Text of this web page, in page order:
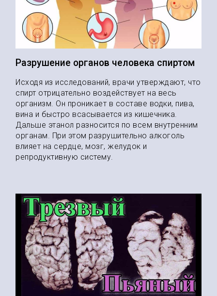
Разрушение органов человека спиртом
Исходя из исследований, врачи утверждают, что
спирт отрицательно воздействует на весь
организм. Он проникает в составе водки, пива,
вина и быстро всасывается из кишечника.
Дальше этанол разносится по всем внутренним
органам. При этом разрушительно алкоголь
влияет на сердце, мозг, желудок и
репродуктивную систему.